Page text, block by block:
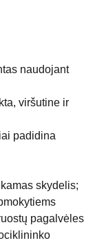
naudojant
viršutine ir
padidina
skydelis;
pagalvėles